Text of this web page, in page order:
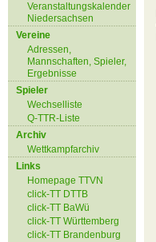
Veranstaltungskalender
Niedersachsen
Vereine
Adressen,
Mannschaften, Spieler,
Ergebnisse
Spieler
Wechselliste
Q-TTR-Liste
Archiv
Wettkampfarchiv
Links
Homepage TTVN
click-TT DTTB
click-TT BaWü
click-TT Württemberg
click-TT Brandenburg